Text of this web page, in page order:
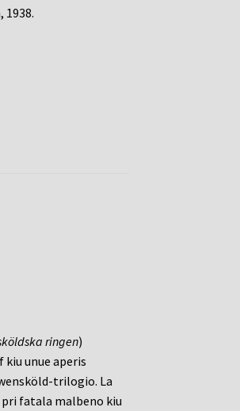
1938.
ringen)
unue aperis
trilogio. La
pri fatala malbeno kiu